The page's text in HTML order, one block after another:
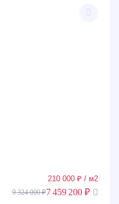
210 000 ₽ / м2
9 324 000 ₽7 459 200 ₽